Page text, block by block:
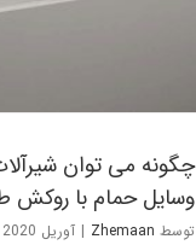
چگونه می توان
وسایل حمام با روکش
توسط Zhemaan
| آوریل 19th, 2020